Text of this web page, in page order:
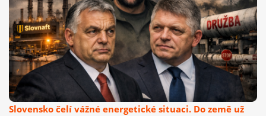
Slovensko čelí vážné energetické situaci. Do země už